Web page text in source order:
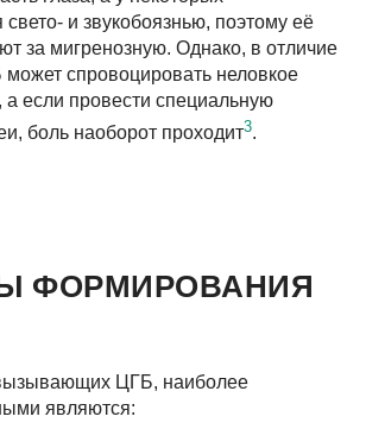
и звукобоязнью, поэтому её
за мигренозную. Однако, в отличие
спровоцировать неловкое
если провести специальную
боль наоборот проходит3.
ФОРМИРОВАНИЯ
ЦГБ, наиболее
являются: